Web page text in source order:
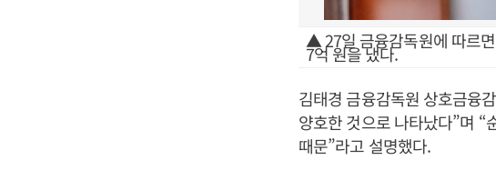
▲ 27일 금융감독원에 따르
7억 원을 냈다.
김태경 금융감독원 상호금융
양호한 것으로 나타났다”며 “
때문”라고 설명했다.